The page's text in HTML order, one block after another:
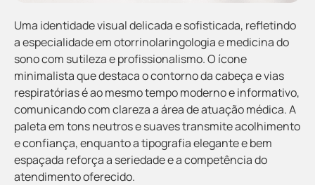
Uma identidade visual delicada e sofisticada, refletindo
a especialidade em otorrinolaringologia e medicina do
sono com sutileza e profissionalismo. O ícone
minimalista que destaca o contorno da cabeça e vias
respiratórias é ao mesmo tempo moderno e informativo,
comunicando com clareza a área de atuação médica. A
paleta em tons neutros e suaves transmite acolhimento
e confiança, enquanto a tipografia elegante e bem
espaçada reforça a seriedade e a competência do
atendimento oferecido.